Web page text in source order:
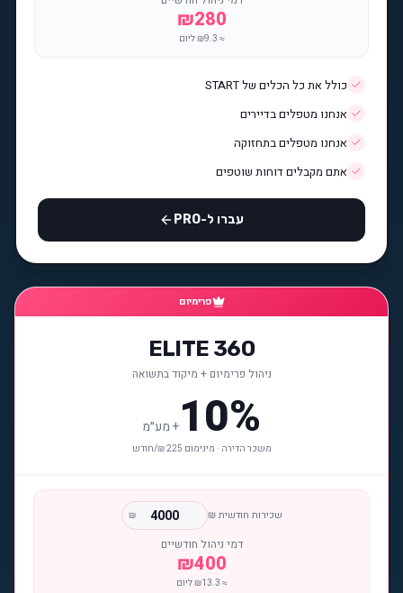
₪280
≈ ₪
9.3 ליום
כולל את כל הכלים של START
אנחנו מטפלים בדיירים
אנחנו מטפלים בתחזוקה
אתם מקבלים דוחות שוטפים
עברו ל-PRO
פרימיום
ELITE 360
ניהול פרימיום + מיקוד בתשואה
10%
+מע״מ
משכר הדירה · מינימום 225 ₪/חודש
שכירות חודשית ₪ ₪
דמי ניהול חודשיים
₪400
≈ ₪
13.3 ליום